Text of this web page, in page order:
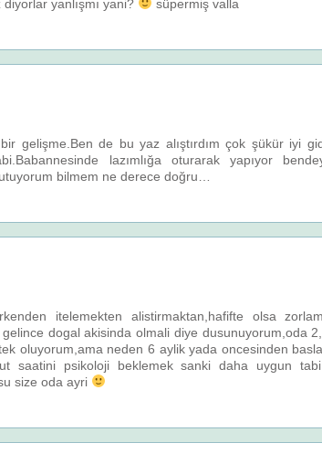
yanlışmı yani?
süpermiş valla
gelişme.Ben de bu yaz alıştırdım çok şükür iyi
lazımlığa oturarak yapıyor
bilmem ne derece doğru…
itelemekten alistirmaktan,hafifte olsa
dogal akisinda olmali diye dusunuyorum,oda
oluyorum,ama neden 6 aylik yada oncesinden
saatini psikoloji beklemek sanki daha uygun
size oda ayri